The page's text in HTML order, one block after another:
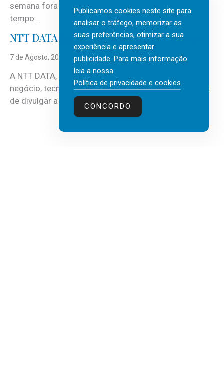
semana fora e os dias em que a casa fica mais
tempo...
NTT DATA Insurtech Global Outlook 2026
7 de Agosto, 2026
A NTT DATA, consultora global em serviços de
negócio, tecnologia e inteligência artificial (IA), acaba
de divulgar a mais recente...
Publicamos cookies neste site para
analisar o tráfego, memorizar as
suas preferências, otimizar a sua
experiência e apresentar
publicidade. Para mais informação
leia a nossa
Política de privacidade e cookies.
CONCORDO